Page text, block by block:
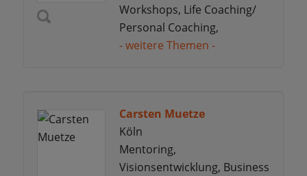
Workshops, Life Coaching/
Personal Coaching,
- weitere Themen -
Carsten Muetze
Köln
Mentoring,
Visionsentwicklung, Business